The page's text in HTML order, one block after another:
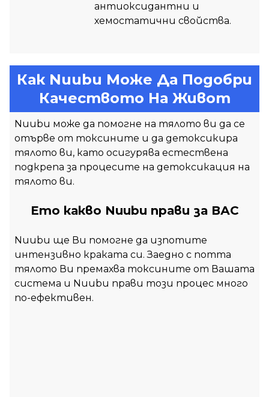
антиоксидантни и
хемостатични свойства.
Как Nuubu Може Да Подобри
Качеството На Живот
Nuubu може да помогне на тялото ви да се
отърве от токсините и да детоксикира
тялото ви, като осигурява естествена
подкрепа за процесите на детоксикация на
тялото ви.
Ето какво Nuubu прави за ВАС
Nuubu ще Ви помогне да изпотите
интензивно краката си. Заедно с потта
тялото Ви премахва токсините от Вашата
система и Nuubu прави този процес много
по-ефективен.